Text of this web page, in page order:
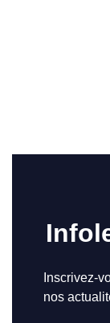
Inscrivez-
nos